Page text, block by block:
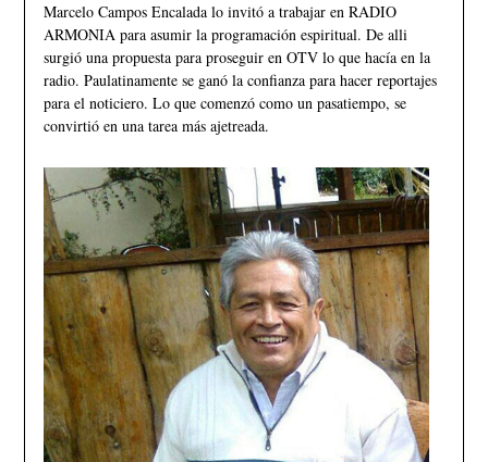
Marcelo Campos Encalada lo invitó a trabajar en RADIO
ARMONIA para asumir la programación espiritual. De alli
surgió una propuesta para proseguir en OTV lo que hacía en la
radio. Paulatinamente se ganó la confianza para hacer reportajes
para el noticiero. Lo que comenzó como un pasatiempo, se
convirtió en una tarea más ajetreada.